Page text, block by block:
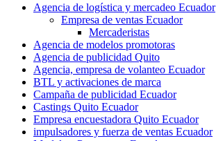
Agencia de logística y mercadeo Ecuador
Empresa de ventas Ecuador
Mercaderistas
Agencia de modelos promotoras
Agencia de publicidad Quito
Agencia, empresa de volanteo Ecuador
BTL y activaciones de marca
Campaña de publicidad Ecuador
Castings Quito Ecuador
Empresa encuestadora Quito Ecuador
impulsadores y fuerza de ventas Ecuador